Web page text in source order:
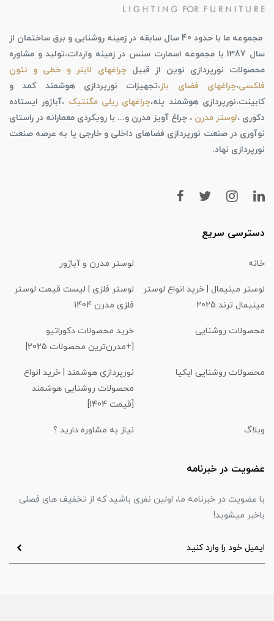
مجموعه ما با حدود 40 سال سابقه در زمینه روشنایی و برق ساختمان از
سال 1387 با مجموعه اسمارت سنس در زمینه واردات،تولید و مشاوره
محصولات نورپردازی نوین از قبیلچراغهای لاینر و خطی و نئون
فلکسی،چراغهای فضای باز،تجهیزات نورپردازی هوشمند کمد و
کابینت،نورپردازی هوشمند پله،چراغهای ریلی مگنتیک ،آباژور ایستاده
دکوری ،لوستر مدرن ، چراغ آویز مدرن و... با رویکردی معمارانه در راستای
نوآوری در صنعت نورپردازی فضاهای داخلی و خارجی پا به عرصه صنعت
نورپردازی نهاد.
دسترسی سریع
خانه لوستر مدرن و آباژور
لوستر مینیمال | خرید انواع لوستر
مینیمال ترند 2025
لوستر فلزی | لیست قیمت لوستر
فلزی مدرن 1404
محصولات روشنایی
خرید محصولات دکوراتیو
[+مدرن‌ترین محصولات 2025]
محصولات روشنایی ایکیا
نورپردازی هوشمند | خرید انواع
محصولات روشنایی هوشمند
[قیمت 1404]
وبلاگ نیاز به مشاوره دارید ؟
عضویت در خبرنامه
با عضویت در خبرنامه ما، اولین نفری باشید که از تخفیف های فصلی
باخبر میشوید!